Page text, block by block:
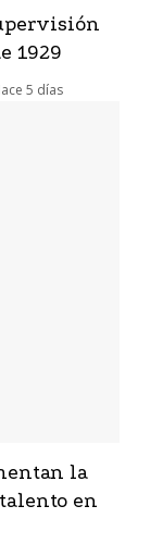
1929
5 días
la
en